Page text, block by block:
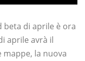
beta di aprile è ora
aprile avrà il
la nuova